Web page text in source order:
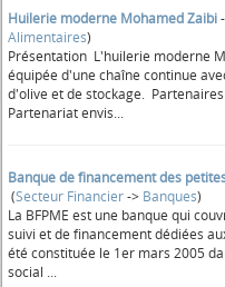
Huilerie moderne Mohamed Zaibi
Alimentaires)
Présentation L'huilerie moderne
équipée d'une chaîne continue
d'olive et de stockage.
Partenariat envis...
Banque de financement des
(Secteur Financier-> Banques)
La BFPME est une banque qui
suivi et de financement dédiées
été constituée le 1er mars 2005
social ...